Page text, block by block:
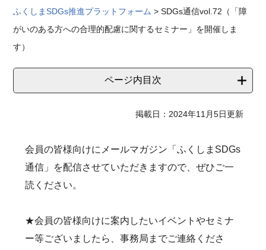
ふくしまSDGs推進プラットフォーム > SDGs通信vol.72（「障
がいのある方への合理的配慮に関するセミナー」を開催しま
す）
ページ内目次
掲載日：2024年11月5日更新
会員の皆様向けにメールマガジン「ふくしまSDGs
通信」を配信させていただきますので、ぜひご一
読ください。
★会員の皆様向けに案内したいイベントやセミナ
ー等ございましたら、事務局までご連絡くださ